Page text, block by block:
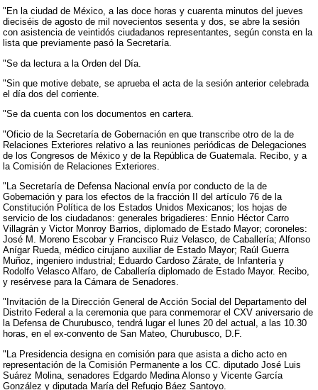
"En la ciudad de México, a las doce horas y cuarenta minutos del jueves
dieciséis de agosto de mil novecientos sesenta y dos, se abre la sesión
con asistencia de veintidós ciudadanos representantes, según consta en la
lista que previamente pasó la Secretaría.
"Se da lectura a la Orden del Día.
"Sin que motive debate, se aprueba el acta de la sesión anterior celebrada
el día dos del corriente.
"Se da cuenta con los documentos en cartera.
"Oficio de la Secretaría de Gobernación en que transcribe otro de la de
Relaciones Exteriores relativo a las reuniones periódicas de Delegaciones
de los Congresos de México y de la República de Guatemala. Recibo, y a
la Comisión de Relaciones Exteriores.
"La Secretaría de Defensa Nacional envía por conducto de la de
Gobernación y para los efectos de la fracción II del artículo 76 de la
Constitución Política de los Estados Unidos Mexicanos; los hojas de
servicio de los ciudadanos: generales brigadieres: Ennio Héctor Carro
Villagrán y Victor Monroy Barrios, diplomado de Estado Mayor; coroneles:
José M. Moreno Escobar y Francisco Ruiz Velasco, de Caballería; Alfonso
Anígar Rueda, médico cirujano auxiliar de Estado Mayor; Raúl Guerra
Muñoz, ingeniero industrial; Eduardo Cardoso Zárate, de Infantería y
Rodolfo Velasco Alfaro, de Caballería diplomado de Estado Mayor. Recibo,
y resérvese para la Cámara de Senadores.
"Invitación de la Dirección General de Acción Social del Departamento del
Distrito Federal a la ceremonia que para conmemorar el CXV aniversario de
la Defensa de Churubusco, tendrá lugar el lunes 20 del actual, a las 10.30
horas, en el ex-convento de San Mateo, Churubusco, D.F.
"La Presidencia designa en comisión para que asista a dicho acto en
representación de la Comisión Permanente a los CC. diputado José Luis
Suárez Molina, senadores Edgardo Medina Alonso y Vicente García
González y diputada María del Refugio Báez Santoyo.